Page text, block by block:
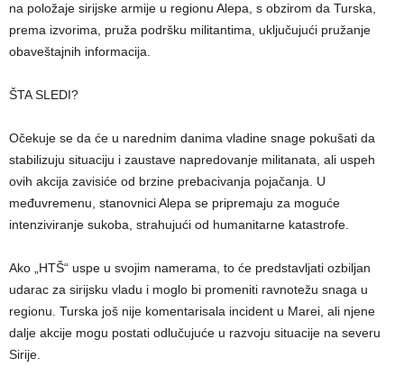
na položaje sirijske armije u regionu Alepa, s obzirom da Turska,
prema izvorima, pruža podršku militantima, uključujući pružanje
obaveštajnih informacija.
ŠTA SLEDI?
Očekuje se da će u narednim danima vladine snage pokušati da
stabilizuju situaciju i zaustave napredovanje militanata, ali uspeh
ovih akcija zavisiće od brzine prebacivanja pojačanja. U
međuvremenu, stanovnici Alepa se pripremaju za moguće
intenziviranje sukoba, strahujući od humanitarne katastrofe.
Ako „HTŠ“ uspe u svojim namerama, to će predstavljati ozbiljan
udarac za sirijsku vladu i moglo bi promeniti ravnotežu snaga u
regionu. Turska još nije komentarisala incident u Marei, ali njene
dalje akcije mogu postati odlučujuće u razvoju situacije na severu
Sirije.